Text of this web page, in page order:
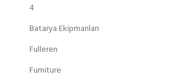
4
Batarya Ekipmanları
Fulleren
Furniture